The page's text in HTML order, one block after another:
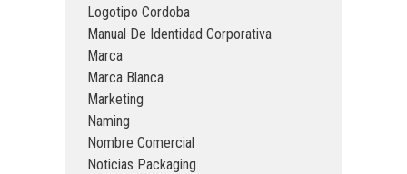
Logotipo Cordoba
Manual De Identidad Corporativa
Marca
Marca Blanca
Marketing
Naming
Nombre Comercial
Noticias Packaging